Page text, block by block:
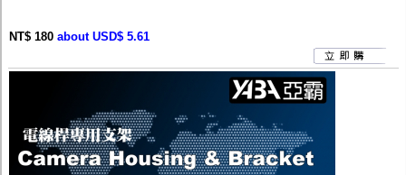
NT$ 180 about USD$ 5.61